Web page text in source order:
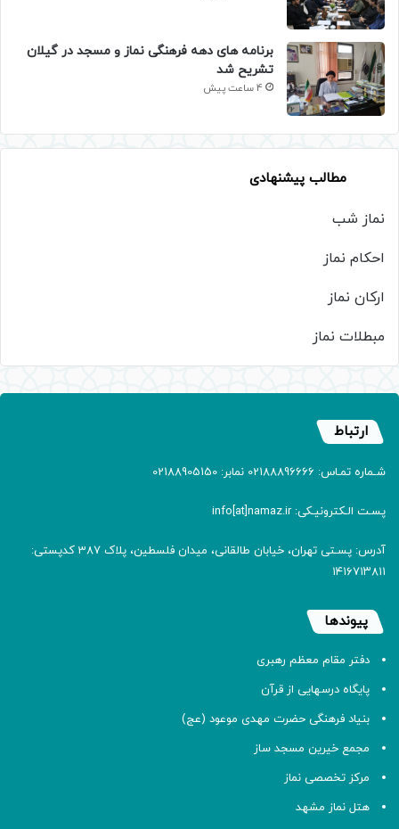
برنامه های دهه فرهنگی نماز و مسجد در گیلان
تشریح شد
4 ساعت پیش
مطالب پیشنهادی
نماز شب
احکام نماز
ارکان نماز
مبطلات نماز
ارتباط
شـماره تمـاس: 02188896666 نمابر: 02188905150
پسـت الـکترونیـکی: info[at]namaz.ir
آدرس: پسـتی تهران، خیابان طالقانی، میدان فلسطین، پلاک 387 کدپستی:
۱۴۱۶۷۱۳۸۱۱
پیوندها
دفتر مقام معظم رهبری
پایگاه درسهایی از قرآن
بنیاد فرهنگی حضرت مهدی موعود (عج)
مجمع خیرین مسجد ساز
مرکز تخصصی نماز
هتل نماز مشهد